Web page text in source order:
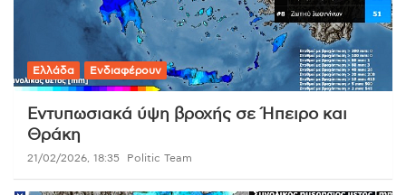
Ελλάδα Ενδιαφέρουν
Εντυπωσιακά ύψη βροχής σε Ήπειρο και
Θράκη
21/02/2026, 18:35 Politic Team